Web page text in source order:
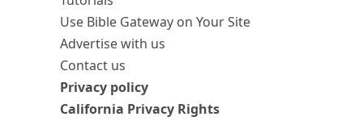
Use Bible Gateway on Your Site
Advertise with us
Contact us
Privacy policy
California Privacy Rights